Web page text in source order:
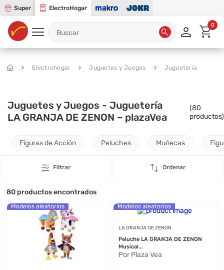
Super ElectroHogar
0
Electrohogar Juguetes y Juegos Juguetería
Juguetes y Juegos - Juguetería
LA GRANJA DE ZENON – plazaVea
(80
productos)
Figuras de Acción Peluches Muñecas
Filtrar Ordenar
80 productos encontrados
Modelos aleatorios Modelos aleatorios
LA GRANJA DE ZENON
Peluche LA GRANJA DE ZENON
Musical...
Por Plaza Vea